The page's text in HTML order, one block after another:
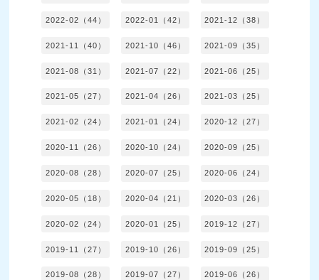
2022-02（44） 2022-01（42） 2021-12（38）
2021-11（40） 2021-10（46） 2021-09（35）
2021-08（31） 2021-07（22） 2021-06（25）
2021-05（27） 2021-04（26） 2021-03（25）
2021-02（24） 2021-01（24） 2020-12（27）
2020-11（26） 2020-10（24） 2020-09（25）
2020-08（28） 2020-07（25） 2020-06（24）
2020-05（18） 2020-04（21） 2020-03（26）
2020-02（24） 2020-01（25） 2019-12（27）
2019-11（27） 2019-10（26） 2019-09（25）
2019-08（28） 2019-07（27） 2019-06（26）